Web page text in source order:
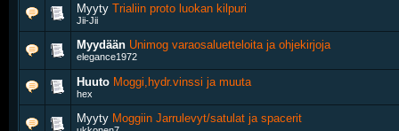
Myyty Trialiin proto luokan kilpuri
Jii-Jii
Myydään Unimog varaosaluetteloita ja ohjekirjoja
elegance1972
Huuto Moggi,hydr.vinssi ja muuta
hex
Myyty Moggiin Jarrulevyt/satulat ja spacerit